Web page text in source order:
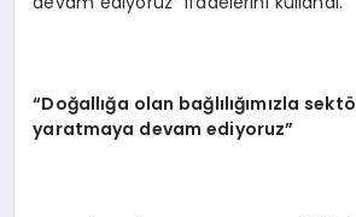
“Doğallığa olan bağlılığımızla sektö
yaratmaya devam ediyoruz”